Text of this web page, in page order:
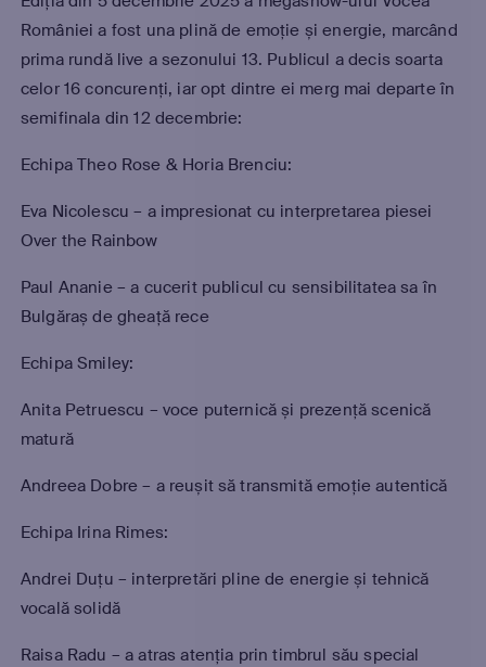
României a fost una plină de emoție și energie, marcând
prima rundă live a sezonului 13. Publicul a decis soarta
celor 16 concurenți, iar opt dintre ei merg mai departe în
semifinala din 12 decembrie:
Echipa Theo Rose & Horia Brenciu:
Eva Nicolescu – a impresionat cu interpretarea piesei
Over the Rainbow
Paul Ananie – a cucerit publicul cu sensibilitatea sa în
Bulgăraș de gheață rece
Echipa Smiley:
Anita Petruescu – voce puternică și prezență scenică
matură
Andreea Dobre – a reușit să transmită emoție autentică
Echipa Irina Rimes:
Andrei Duțu – interpretări pline de energie și tehnică
vocală solidă
Raisa Radu – a atras atenția prin timbrul său special